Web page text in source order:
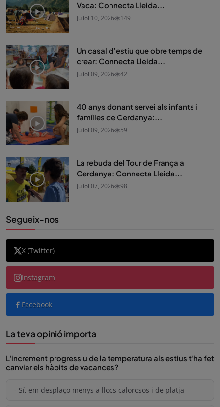
Vaca: Connecta Lleida...
Juliol 10, 2026 149
Un casal d’estiu que obre temps de
crear: Connecta Lleida...
Juliol 09, 2026 42
40 anys donant servei als infants i
famílies de Cerdanya:...
Juliol 09, 2026 59
La rebuda del Tour de França a
Cerdanya: Connecta Lleida...
Juliol 07, 2026 98
Segueix-nos
X (Twitter)
Instagram
Facebook
La teva opinió importa
L'increment progressiu de la temperatura als estius t'ha fet
canviar els hàbits de vacances?
- Sí, em desplaço menys a llocs calorosos i de platja